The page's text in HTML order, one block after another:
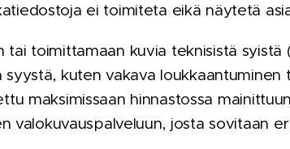
ei toimiteta eikä näytetä
toimittamaan kuvia teknisistä syistä
kuten vakava loukkaantuminen
maksimissaan hinnastossa
valokuvauspalveluun, josta sovitaan